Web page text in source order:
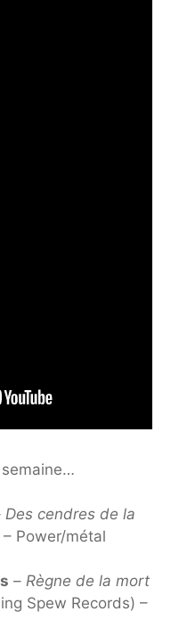
Des cendres de la
Power/métal
– Règne de la mort
Spew Records) –